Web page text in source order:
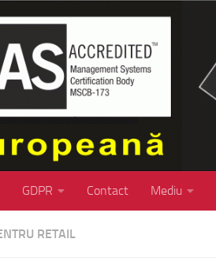
GDPR Contact Mediu
RETAIL